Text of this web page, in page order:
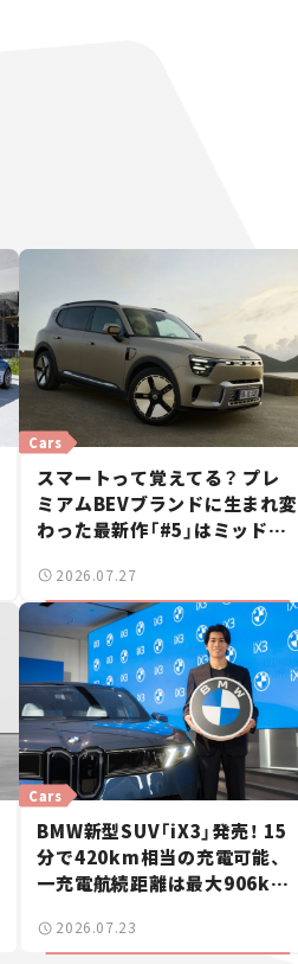
Cars
スマートって覚えてる？ プレ
ミアムBEVブランドに生まれ変
わった最新作「#5」はミッドサ
マたち#18】
2026.07.27
Cars
BMW新型SUV「iX3」発売！ 15
分で420km相当の充電可能、
一充電航続距離は最大906km
場【新車ニュース】
2026.07.23